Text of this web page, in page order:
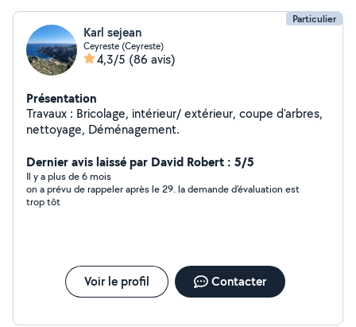
Particulier
Karl sejean
Ceyreste (Ceyreste)
4,3/5 (86 avis)
Présentation
Travaux : Bricolage, intérieur/ extérieur, coupe d'arbres,
nettoyage, Déménagement.
Dernier avis laissé par David Robert : 5/5
Il y a plus de 6 mois
on a prévu de rappeler après le 29. la demande d'évaluation est
trop tôt
Voir le profil Contacter